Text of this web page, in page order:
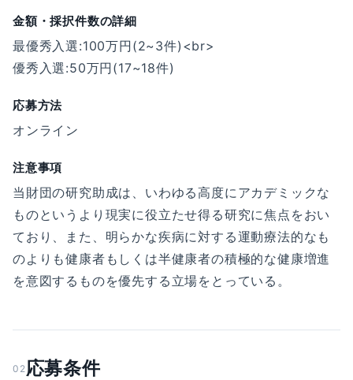
金額・採択件数の詳細
最優秀入選:100万円(2~3件)<br>
優秀入選:50万円(17~18件)
応募方法
オンライン
注意事項
当財団の研究助成は、いわゆる高度にアカデミックな
ものというより現実に役立たせ得る研究に焦点をおい
ており、また、明らかな疾病に対する運動療法的なも
のよりも健康者もしくは半健康者の積極的な健康増進
を意図するものを優先する立場をとっている。
02 応募条件